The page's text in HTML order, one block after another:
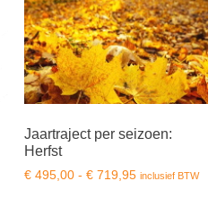
Jaartraject per seizoen:
Herfst
€495,00 - €719,95 inclusief BTW